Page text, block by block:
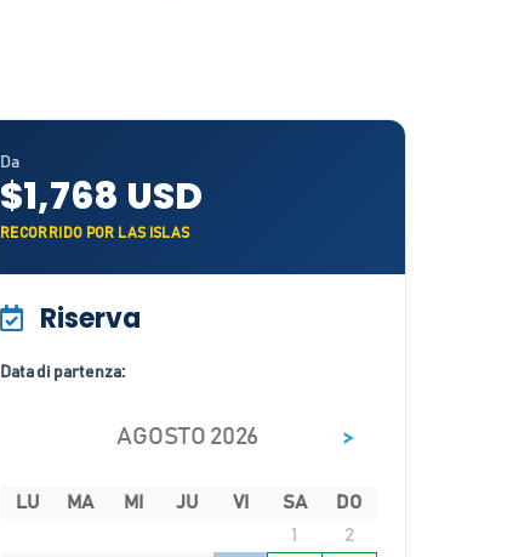
Da
$1,768 USD
RECORRIDO POR LAS ISLAS
Riserva
Data di partenza:
AGOSTO 2026 >
LU MA MI JU VI SA
DO
1
2